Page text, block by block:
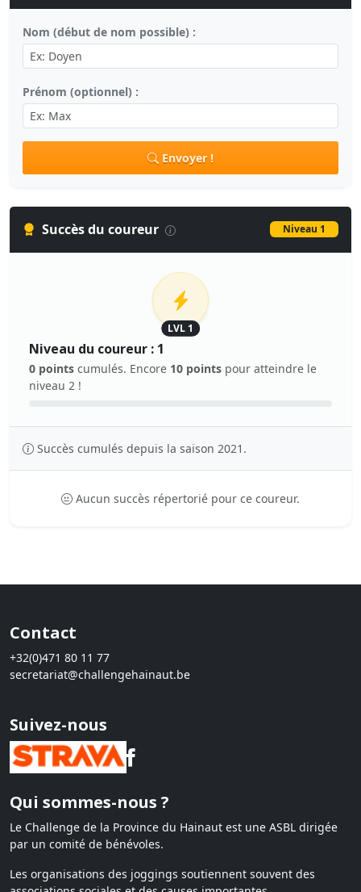
Nom (début de nom possible) :
Prénom (optionnel) :
Envoyer !
Succès du coureur Niveau 1
LVL 1
Niveau du coureur : 1
0 points cumulés. Encore 10 points pour atteindre le
niveau 2 !
Succès cumulés depuis la saison 2021.
Aucun succès répertorié pour ce coureur.
Contact
+32(0)471 80 11 77
secretariat@challengehainaut.be
Suivez-nous
Qui sommes-nous ?
Le Challenge de la Province du Hainaut est une ASBL dirigée
par un comité de bénévoles.
Les organisations des joggings soutiennent souvent des